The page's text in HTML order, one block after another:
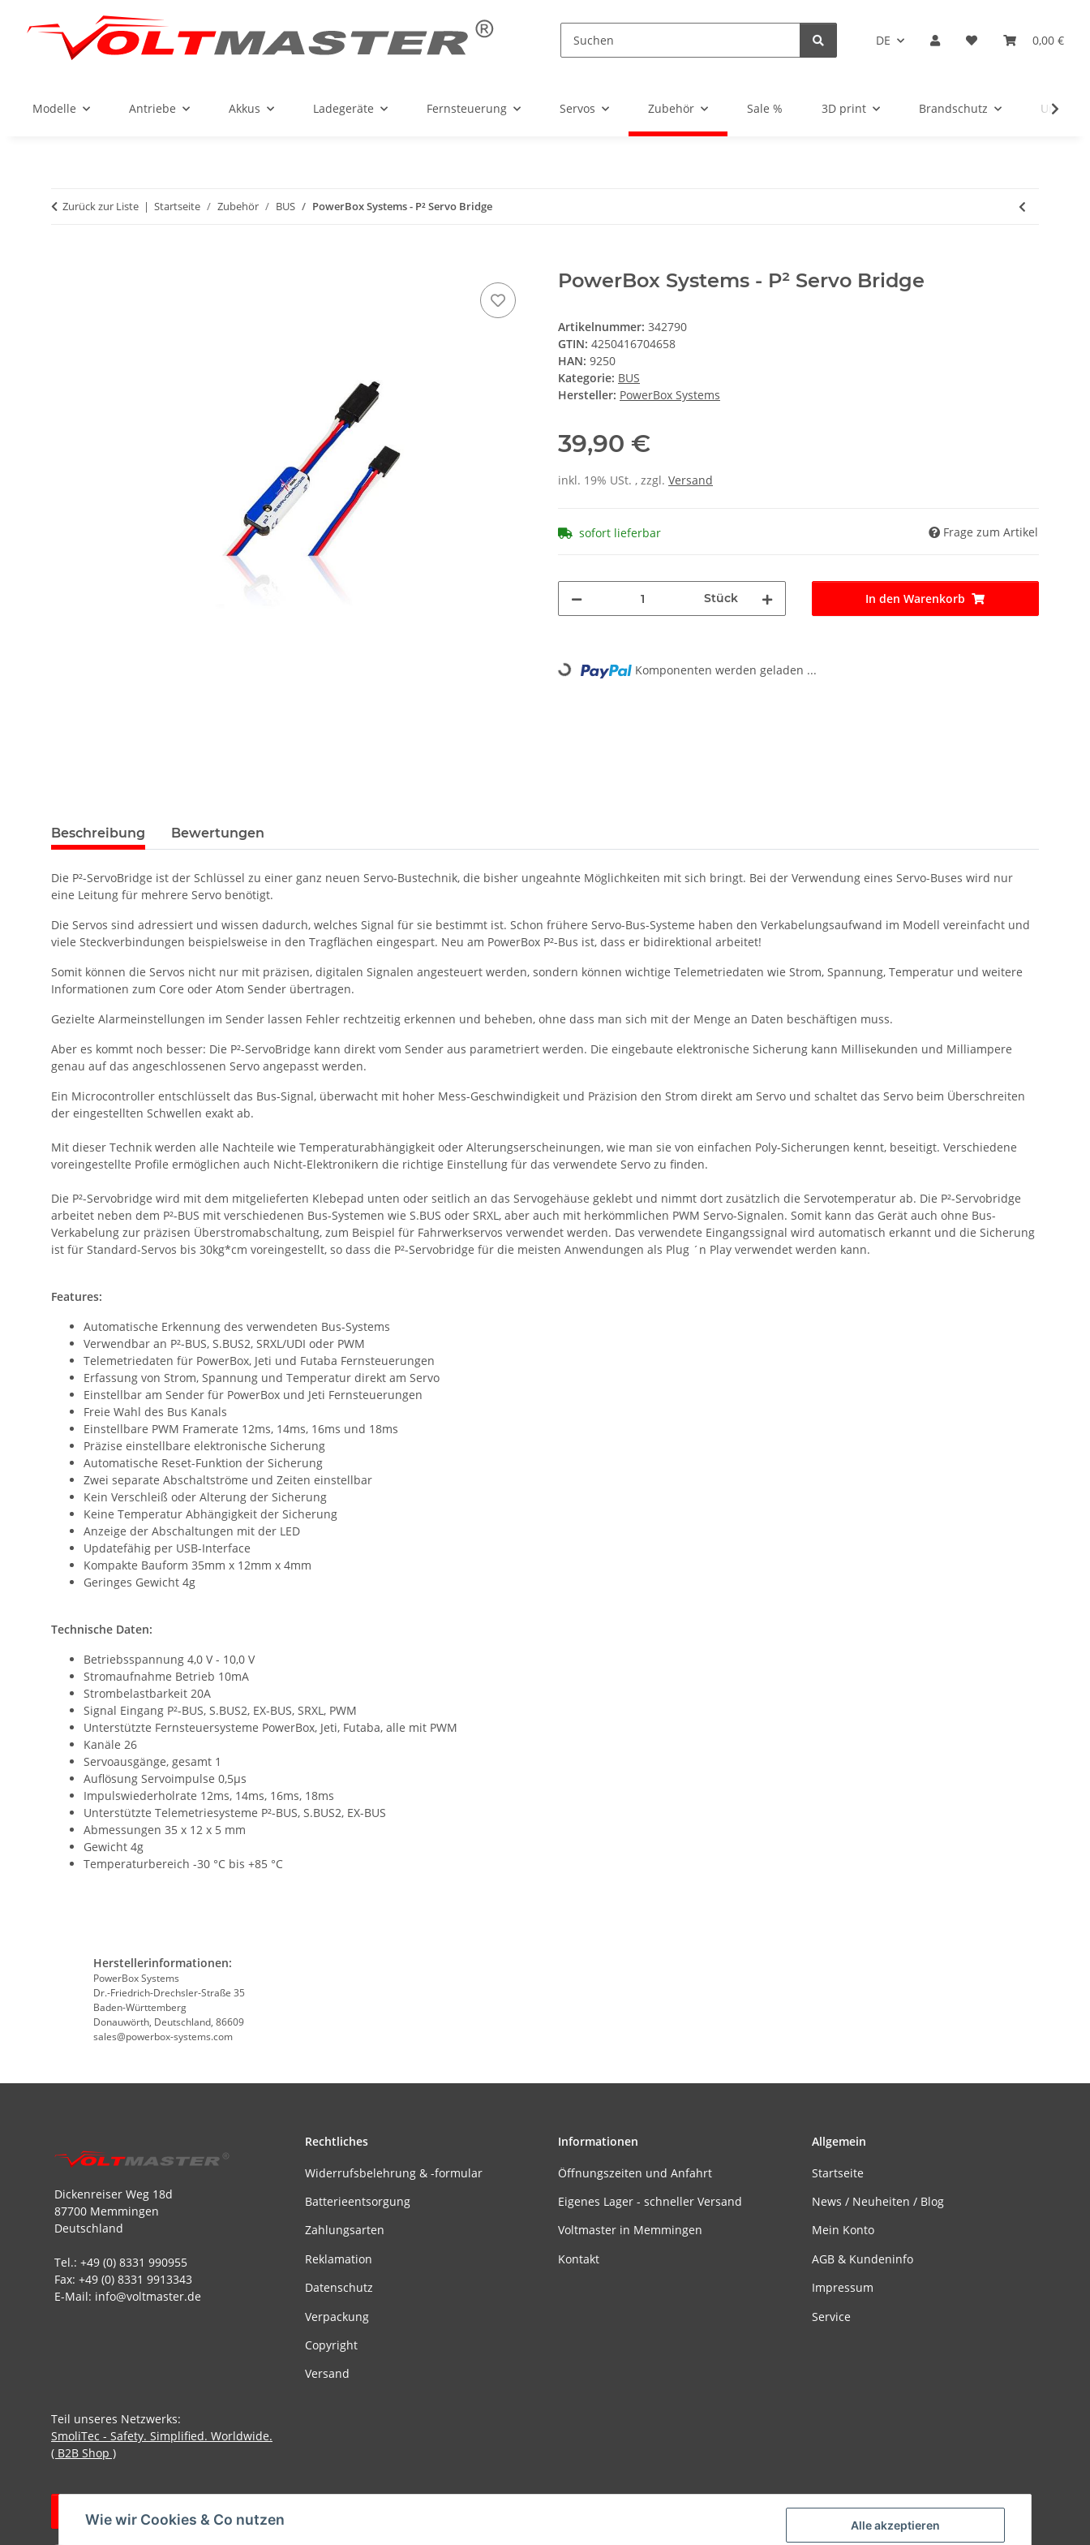
Alle akzeptieren
Wie wir Cookies & Co nutzen
DE 0,00 €
Modelle Antriebe Akkus Ladegeräte Fernsteuerung Servos Zubehör Sale % 3D print Brandschutz
Zurück zur Liste Startseite Zubehör BUS PowerBox Systems - P² Servo Bridge
PowerBox Systems - P² Servo Bridge
Artikelnummer: 342790
GTIN: 4250416704658
HAN: 9250
Kategorie: BUS
Hersteller: PowerBox Systems
39,90 €
inkl. 19% USt. , zzgl. Versand
sofort lieferbar Frage zum Artikel
Stück In den Warenkorb
Loading... Komponenten werden geladen ...
Beschreibung Bewertungen
Die P²-ServoBridge ist der Schlüssel zu einer ganz neuen Servo-Bustechnik, die bisher ungeahnte Möglichkeiten mit sich bringt. Bei der Verwendung eines Servo-Buses wird nur
eine Leitung für mehrere Servo benötigt.
Die Servos sind adressiert und wissen dadurch, welches Signal für sie bestimmt ist. Schon frühere Servo-Bus-Systeme haben den Verkabelungsaufwand im Modell vereinfacht und
viele Steckverbindungen beispielsweise in den Tragflächen eingespart. Neu am PowerBox P²-Bus ist, dass er bidirektional arbeitet!
Somit können die Servos nicht nur mit präzisen, digitalen Signalen angesteuert werden, sondern können wichtige Telemetriedaten wie Strom, Spannung, Temperatur und weitere
Informationen zum Core oder Atom Sender übertragen.
Gezielte Alarmeinstellungen im Sender lassen Fehler rechtzeitig erkennen und beheben, ohne dass man sich mit der Menge an Daten beschäftigen muss.
Aber es kommt noch besser: Die P²-ServoBridge kann direkt vom Sender aus parametriert werden. Die eingebaute elektronische Sicherung kann Millisekunden und Milliampere
genau auf das angeschlossenen Servo angepasst werden.
Ein Microcontroller entschlüsselt das Bus-Signal, überwacht mit hoher Mess-Geschwindigkeit und Präzision den Strom direkt am Servo und schaltet das Servo beim Überschreiten
der eingestellten Schwellen exakt ab.
Mit dieser Technik werden alle Nachteile wie Temperaturabhängigkeit oder Alterungserscheinungen, wie man sie von einfachen Poly-Sicherungen kennt, beseitigt. Verschiedene
voreingestellte Profile ermöglichen auch Nicht-Elektronikern die richtige Einstellung für das verwendete Servo zu finden.
Die P²-Servobridge wird mit dem mitgelieferten Klebepad unten oder seitlich an das Servogehäuse geklebt und nimmt dort zusätzlich die Servotemperatur ab. Die P²-Servobridge
arbeitet neben dem P²-BUS mit verschiedenen Bus-Systemen wie S.BUS oder SRXL, aber auch mit herkömmlichen PWM Servo-Signalen. Somit kann das Gerät auch ohne Bus-
Verkabelung zur präzisen Überstromabschaltung, zum Beispiel für Fahrwerkservos verwendet werden. Das verwendete Eingangssignal wird automatisch erkannt und die Sicherung
ist für Standard-Servos bis 30kg*cm voreingestellt, so dass die P²-Servobridge für die meisten Anwendungen als Plug ´n Play verwendet werden kann.
Features:
Automatische Erkennung des verwendeten Bus-Systems
Verwendbar an P²-BUS, S.BUS2, SRXL/UDI oder PWM
Telemetriedaten für PowerBox, Jeti und Futaba Fernsteuerungen
Erfassung von Strom, Spannung und Temperatur direkt am Servo
Einstellbar am Sender für PowerBox und Jeti Fernsteuerungen
Freie Wahl des Bus Kanals
Einstellbare PWM Framerate 12ms, 14ms, 16ms und 18ms
Präzise einstellbare elektronische Sicherung
Automatische Reset-Funktion der Sicherung
Zwei separate Abschaltströme und Zeiten einstellbar
Kein Verschleiß oder Alterung der Sicherung
Keine Temperatur Abhängigkeit der Sicherung
Anzeige der Abschaltungen mit der LED
Updatefähig per USB-Interface
Kompakte Bauform 35mm x 12mm x 4mm
Geringes Gewicht 4g
Technische Daten:
Betriebsspannung 4,0 V - 10,0 V
Stromaufnahme Betrieb 10mA
Strombelastbarkeit 20A
Signal Eingang P²-BUS, S.BUS2, EX-BUS, SRXL, PWM
Unterstützte Fernsteuersysteme PowerBox, Jeti, Futaba, alle mit PWM
Kanäle 26
Servoausgänge, gesamt 1
Auflösung Servoimpulse 0,5µs
Impulswiederholrate 12ms, 14ms, 16ms, 18ms
Unterstützte Telemetriesysteme P²-BUS, S.BUS2, EX-BUS
Abmessungen 35 x 12 x 5 mm
Gewicht 4g
Temperaturbereich -30 °C bis +85 °C
Herstellerinformationen:
PowerBox Systems
Dr.-Friedrich-Drechsler-Straße 35
Baden-Württemberg
Donauwörth, Deutschland, 86609
sales@powerbox-systems.com
Dickenreiser Weg 18d
87700 Memmingen
Deutschland
Tel.: +49 (0) 8331 990955
Fax: +49 (0) 8331 9913343
E-Mail: info@voltmaster.de
Rechtliches
Widerrufsbelehrung & -formular
Batterieentsorgung
Zahlungsarten
Reklamation
Datenschutz
Verpackung
Copyright
Versand
Informationen
Öffnungszeiten und Anfahrt
Eigenes Lager - schneller Versand
Voltmaster in Memmingen
Kontakt
Allgemein
Startseite
News / Neuheiten / Blog
Mein Konto
AGB & Kundeninfo
Impressum
Service
Teil unseres Netzwerks:
SmoliTec - Safety. Simplified. Worldwide.
( B2B Shop )
Vertrag widerrufen